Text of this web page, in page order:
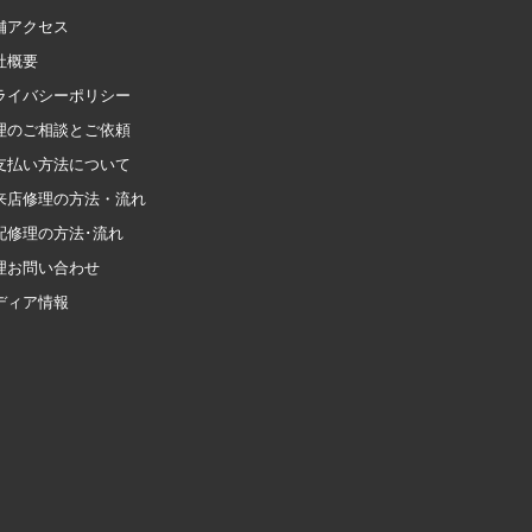
アクセス
概要
イバシーポリシー
のご相談とご依頼
払い方法について
店修理の方法・流れ
修理の方法･流れ
お問い合わせ
ィア情報